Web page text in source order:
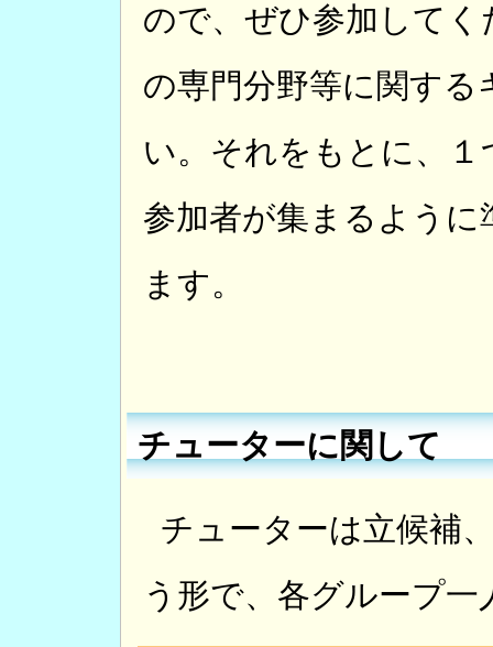
ので、ぜひ参加して
の専門分野等に関す
い。それをもとに、
参加者が集まるよう
ます。
チューターに関して
チューターは立候補
う形で、各グループ